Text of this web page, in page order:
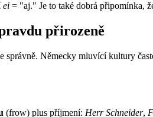
ei = "aj." Je to také dobrá připomínka,
přirozeně
správně. Německy mluvící kultury
(frow) plus příjmení: Herr Schneider,